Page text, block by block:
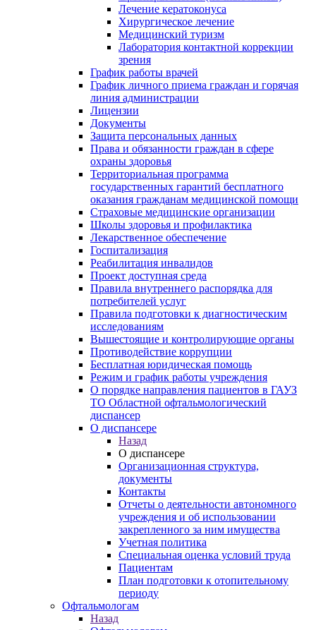
Лечение кератоконуса
Хирургическое лечение
Медицинский туризм
Лаборатория контактной коррекции
зрения
График работы врачей
График личного приема граждан и горячая
линия администрации
Лицензии
Документы
Защита персональных данных
Права и обязанности граждан в сфере
охраны здоровья
Территориальная программа
государственных гарантий бесплатного
оказания гражданам медицинской помощи
Страховые медицинские организации
Школы здоровья и профилактика
Лекарственное обеспечение
Госпитализация
Реабилитация инвалидов
Проект доступная среда
Правила внутреннего распорядка для
потребителей услуг
Правила подготовки к диагностическим
исследованиям
Вышестоящие и контролирующие органы
Противодействие коррупции
Бесплатная юридическая помощь
Режим и график работы учреждения
О порядке направления пациентов в ГАУЗ
ТО Областной офтальмологический
диспансер
О диспансере
Назад
О диспансере
Организационная структура,
документы
Контакты
Отчеты о деятельности автономного
учреждения и об использовании
закрепленного за ним имущества
Учетная политика
Специальная оценка условий труда
Пациентам
План подготовки к отопительному
периоду
Офтальмологам
Назад